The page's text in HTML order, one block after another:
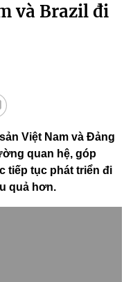
và Brazil đi
Việt Nam và Đảng
quan hệ, góp
tiếp tục phát triển đi
quả hơn.